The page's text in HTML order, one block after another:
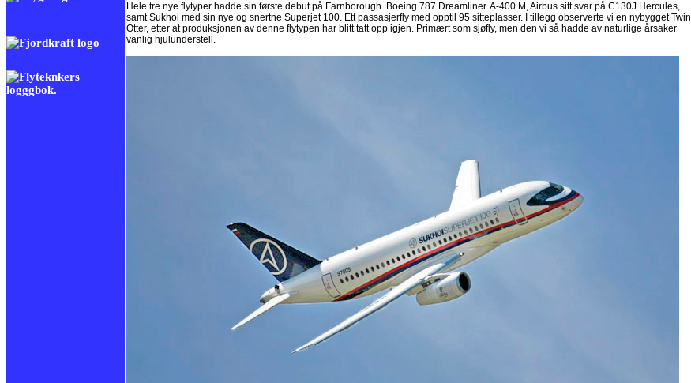
Hele tre nye flytyper hadde sin første debut på Farnborough. Boeing 787 Dreamliner. A-400 M, Airbus sitt svar på C130J Hercules,
samt Sukhoi med sin nye og snertne Superjet 100. Ett passasjerfly med opptil 95 sitteplasser. I tillegg observerte vi en nybygget Twin
Otter, etter at produksjonen av denne flytypen har blitt tatt opp igjen. Primært som sjøfly, men den vi så hadde av naturlige årsaker
vanlig hjulunderstell.